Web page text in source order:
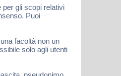
per gli scopi relativi
Puoi
facoltà non un
solo agli utenti